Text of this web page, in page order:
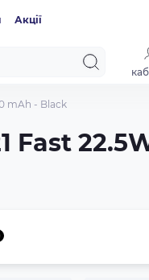
Акції
mAh - Black
Fast